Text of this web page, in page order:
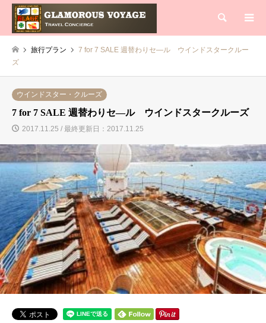
検索
旅行プラン
7 for 7 SALE 週替わりセ―ル ウインドスタークルー
ズ
ウインドスター・クルーズ
7 for 7 SALE 週替わりセ―ル ウインドスタークルーズ
2017.11.25 / 最終更新日：2017.11.25